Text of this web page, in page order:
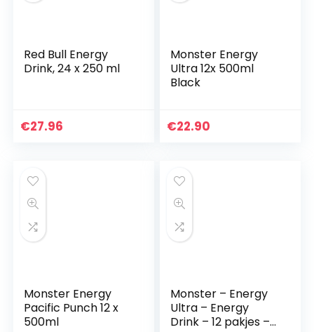
Red Bull Energy
Drink, 24 x 250 ml
€27.96
Monster Energy
Ultra 12x 500ml
Black
€22.90
Monster Energy
Pacific Punch 12 x
500ml
Monster – Energy
Ultra – Energy
Drink – 12 pakjes –